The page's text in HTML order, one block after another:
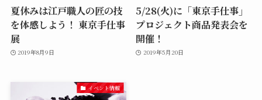
夏休みは江戸職人の匠の技
を体感しよう！ 東京手仕事
展
2019年8月9日
5/28(火)に「東京手仕事」
プロジェクト商品発表会を
開催！
2019年5月20日
イベント情報